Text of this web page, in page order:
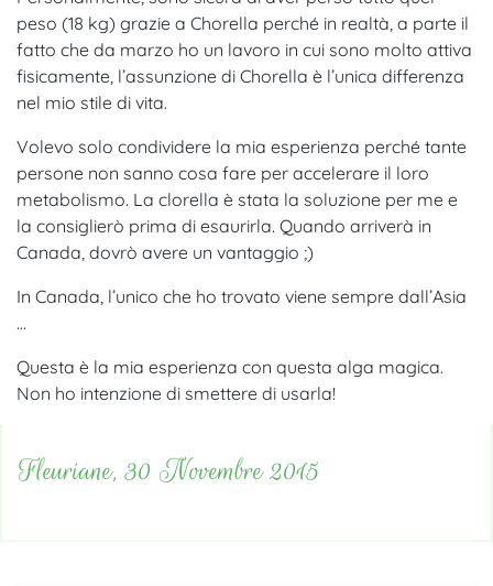
peso (18 kg) grazie a Chorella perché in realtà, a parte il
fatto che da marzo ho un lavoro in cui sono molto attiva
fisicamente, l’assunzione di Chorella è l’unica differenza
nel mio stile di vita.
Volevo solo condividere la mia esperienza perché tante
persone non sanno cosa fare per accelerare il loro
metabolismo. La clorella è stata la soluzione per me e
la consiglierò prima di esaurirla. Quando arriverà in
Canada, dovrò avere un vantaggio ;)
In Canada, l’unico che ho trovato viene sempre dall’Asia
…
Questa è la mia esperienza con questa alga magica.
Non ho intenzione di smettere di usarla!
Fleuriane, 30 Novembre 2015